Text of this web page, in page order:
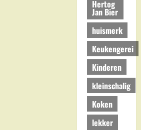
Hertog
Jan Bier
huismerk
Keukengerei
Kinderen
kleinschalig
Koken
lekker